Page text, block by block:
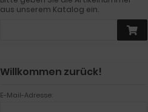
aus unserem Katalog ein.
Willkommen zurück!
E-Mail-Adresse: